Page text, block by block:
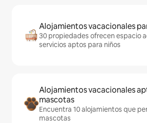
Alojamientos vacacionales
30 propiedades ofrecen espacio
servicios aptos para niños
Alojamientos vacacionales
mascotas
Encuentra 10 alojamientos que
mascotas